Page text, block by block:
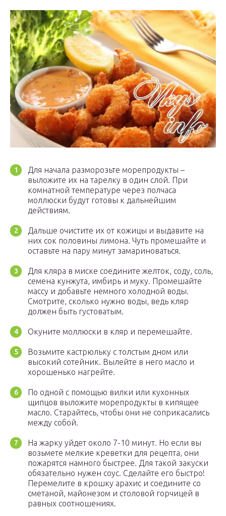
Для начала разморозьте морепродукты –
выложите их на тарелку в один слой. При
комнатной температуре через полчаса
моллюски будут готовы к дальнейшим
действиям.
Дальше очистите их от кожицы и выдавите на
них сок половины лимона. Чуть промешайте и
оставьте на пару минут замариноваться.
Для кляра в миске соедините желток, соду, соль,
семена кунжута, имбирь и муку. Промешайте
массу и добавьте немного холодной воды.
Смотрите, сколько нужно воды, ведь кляр
должен быть густоватым.
Окуните моллюски в кляр и перемешайте.
Возьмите кастрюльку с толстым дном или
высокий сотейник. Вылейте в него масло и
хорошенько нагрейте.
По одной с помощью вилки или кухонных
щипцов выложите морепродукты в кипящее
масло. Старайтесь, чтобы они не соприкасались
между собой.
На жарку уйдет около 7-10 минут. Но если вы
возьмете мелкие креветки для рецепта, они
пожарятся намного быстрее. Для такой закуски
обязательно нужен соус. Сделайте его быстро!
Перемелите в крошку арахис и соедините со
сметаной, майонезом и столовой горчицей в
равных соотношениях.